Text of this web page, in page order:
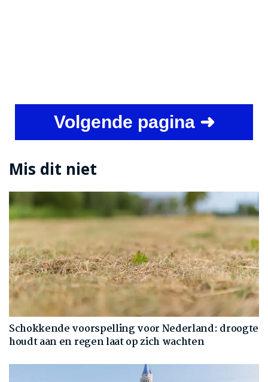
Volgende pagina ➜
Mis dit niet
Schokkende voorspelling voor Nederland: droogte
houdt aan en regen laat op zich wachten